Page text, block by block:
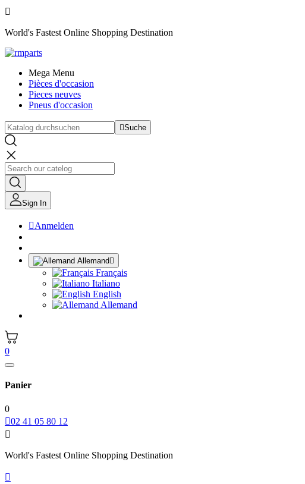

World's Fastest Online Shopping Destination
Mega Menu
Pièces d'occasion
Pieces neuves
Pneus d'occasion
Suche
Sign In
Anmelden
Allemand 
Français
Italiano
English
Allemand
0
Panier
0
02 41 05 80 12

World's Fastest Online Shopping Destination
